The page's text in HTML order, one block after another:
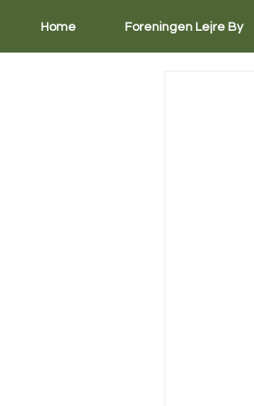
Home Foreningen Lejre By